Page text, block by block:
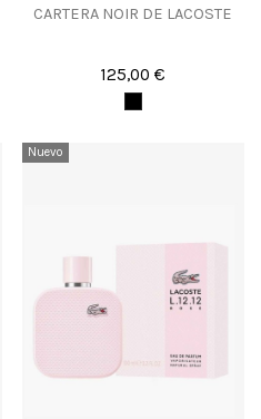
CARTERA NOIR DE LACOSTE
125,00 €
Nuevo